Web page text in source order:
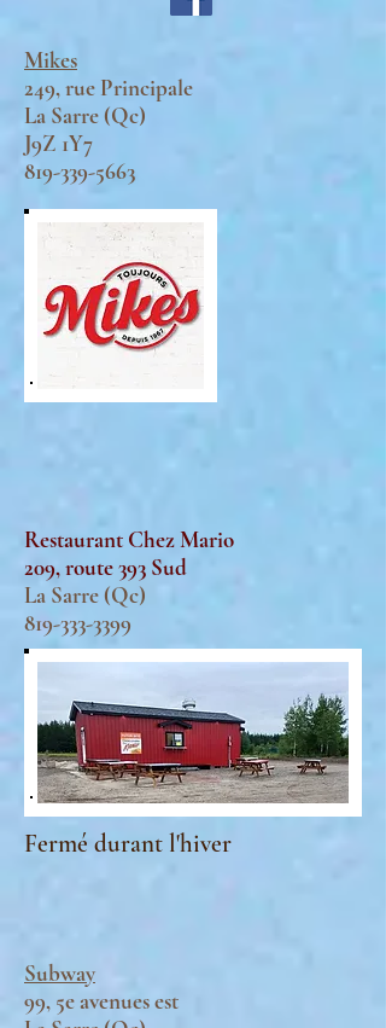
Mikes
249, rue Principale
La Sarre (Qc)
J9Z 1Y7
819-339-5663
Restaurant Chez Mario
209, route 393 Sud
La Sarre (Qc)
819-333-3399
Fermé durant l'hiver
Subway
99, 5e avenues est